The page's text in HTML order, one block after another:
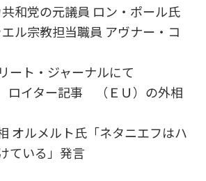
和党の元議員 ロン・ポール氏
ル宗教担当職員 アヴナー・コ
ート・ジャーナルにて
ロイター記事 （ＥＵ）の外相
オルメルト氏「ネタニエフはハ
ている」発言